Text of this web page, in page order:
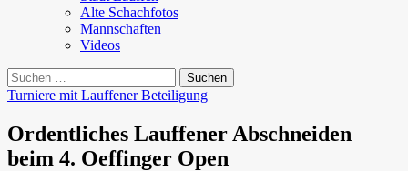
Alte Schachfotos
Mannschaften
Videos
Suchen
nach:
Turniere mit Lauffener Beteiligung
Ordentliches Lauffener Abschneiden
beim 4. Oeffinger Open